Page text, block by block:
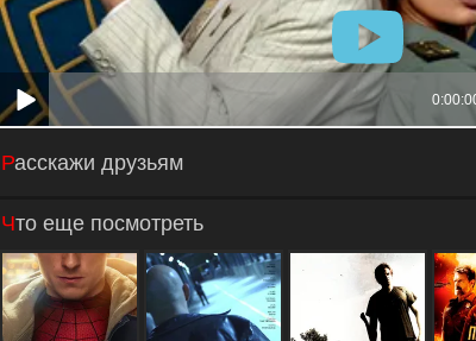
Расскажи друзьям
Что еще посмотреть